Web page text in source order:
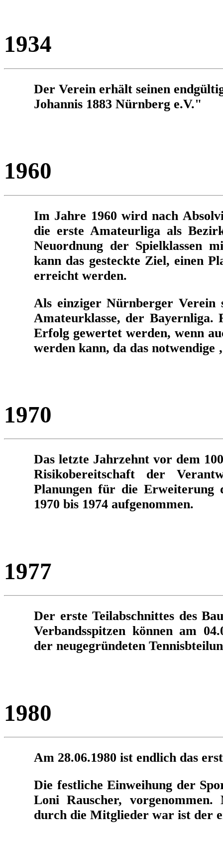
1934
Der Verein erhält seinen
Johannis 1883 Nürnberg e.V."
1960
Im Jahre 1960 wird nach
die erste Amateurliga als
Neuordnung der Spielklassen
kann das gesteckte Ziel, einen
erreicht werden.
Als einziger Nürnberger Verein
Amateurklasse, der
Erfolg gewertet werden, wenn
werden kann, da das notwendige
1970
Das letzte Jahrzehnt vor dem
Risikobereitschaft der
Planungen für die Erweiterung
1970 bis 1974 aufgenommen.
1977
Der erste Teilabschnittes des
Verbandsspitzen können am
der neugegründeten
1980
Am 28.06.1980 ist endlich das
Die festliche Einweihung der
Loni Rauscher, vorgenommen.
durch die Mitglieder war ist der